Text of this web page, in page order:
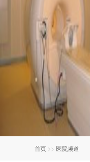
首页 >> 医院频道